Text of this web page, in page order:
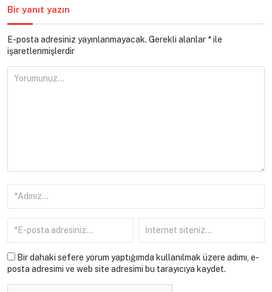
Bir yanıt yazın
E-posta adresiniz yayınlanmayacak. Gerekli alanlar *ile
işaretlenmişlerdir
Bir dahaki sefere yorum yaptığımda kullanılmak üzere adımı, e-
posta adresimi ve web site adresimi bu tarayıcıya kaydet.